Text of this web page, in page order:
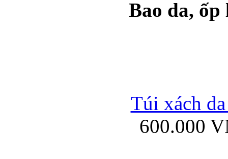
Ốp lưng silicon
Bao da,
Túi xách
600.000